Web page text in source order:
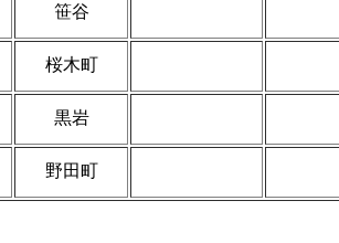
笹谷
桜木町
黒岩
野田町